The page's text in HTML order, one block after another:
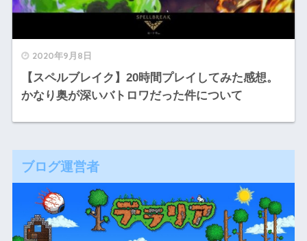
2020年9月8日
【スペルブレイク】20時間プレイしてみた感想。
かなり奥が深いバトロワだった件について
ブログ運営者